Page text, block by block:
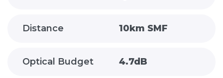
Distance 10km SMF
Optical Budget 4.7dB